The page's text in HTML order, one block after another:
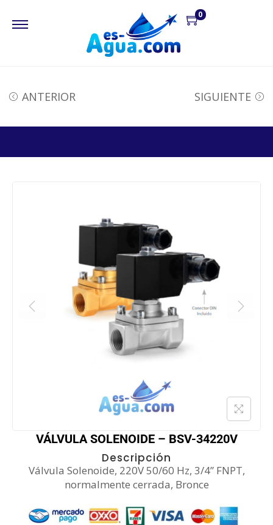
0
ANTERIOR SIGUIENTE
VÁLVULA SOLENOIDE – BSV-34220V
Descripción
Válvula Solenoide, 220V 50/60 Hz, 3/4” FNPT,
normalmente cerrada, Bronce